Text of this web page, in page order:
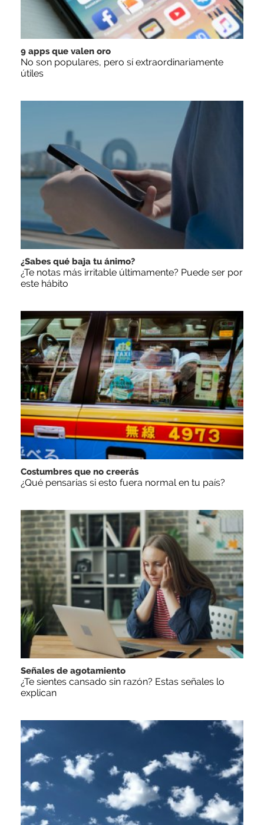
9 apps que valen oro
No son populares, pero sí extraordinariamente
útiles
¿Sabes qué baja tu ánimo?
¿Te notas más irritable últimamente? Puede ser por
este hábito
Costumbres que no creerás
¿Qué pensarías si esto fuera normal en tu país?
Señales de agotamiento
¿Te sientes cansado sin razón? Estas señales lo
explican